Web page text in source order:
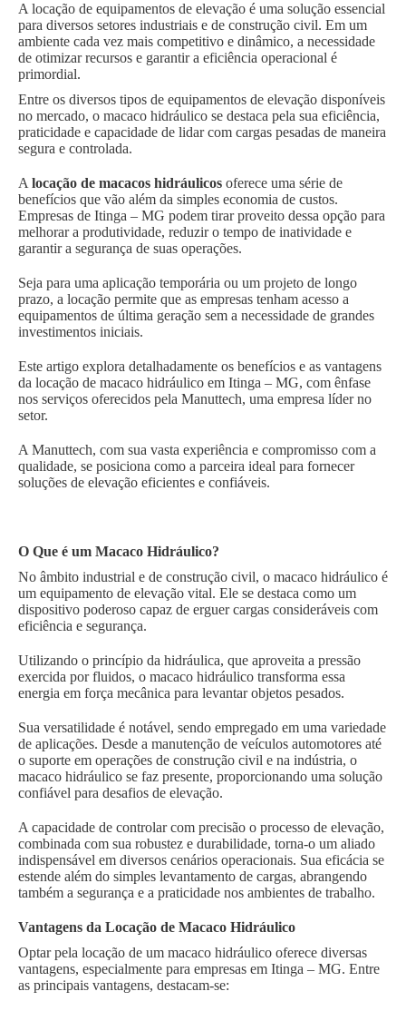
A locação de equipamentos de elevação é uma solução essencial
para diversos setores industriais e de construção civil. Em um
ambiente cada vez mais competitivo e dinâmico, a necessidade
de otimizar recursos e garantir a eficiência operacional é
primordial.
Entre os diversos tipos de equipamentos de elevação disponíveis
no mercado, o macaco hidráulico se destaca pela sua eficiência,
praticidade e capacidade de lidar com cargas pesadas de maneira
segura e controlada.
A locação de macacos hidráulicos oferece uma série de
benefícios que vão além da simples economia de custos.
Empresas de Itinga – MG podem tirar proveito dessa opção para
melhorar a produtividade, reduzir o tempo de inatividade e
garantir a segurança de suas operações.
Seja para uma aplicação temporária ou um projeto de longo
prazo, a locação permite que as empresas tenham acesso a
equipamentos de última geração sem a necessidade de grandes
investimentos iniciais.
Este artigo explora detalhadamente os benefícios e as vantagens
da locação de macaco hidráulico em Itinga – MG, com ênfase
nos serviços oferecidos pela Manuttech, uma empresa líder no
setor.
A Manuttech, com sua vasta experiência e compromisso com a
qualidade, se posiciona como a parceira ideal para fornecer
soluções de elevação eficientes e confiáveis.
O Que é um Macaco Hidráulico?
No âmbito industrial e de construção civil, o macaco hidráulico é
um equipamento de elevação vital. Ele se destaca como um
dispositivo poderoso capaz de erguer cargas consideráveis com
eficiência e segurança.
Utilizando o princípio da hidráulica, que aproveita a pressão
exercida por fluidos, o macaco hidráulico transforma essa
energia em força mecânica para levantar objetos pesados.
Sua versatilidade é notável, sendo empregado em uma variedade
de aplicações. Desde a manutenção de veículos automotores até
o suporte em operações de construção civil e na indústria, o
macaco hidráulico se faz presente, proporcionando uma solução
confiável para desafios de elevação.
A capacidade de controlar com precisão o processo de elevação,
combinada com sua robustez e durabilidade, torna-o um aliado
indispensável em diversos cenários operacionais. Sua eficácia se
estende além do simples levantamento de cargas, abrangendo
também a segurança e a praticidade nos ambientes de trabalho.
Vantagens da Locação de Macaco Hidráulico
Optar pela locação de um macaco hidráulico oferece diversas
vantagens, especialmente para empresas em Itinga – MG. Entre
as principais vantagens, destacam-se: